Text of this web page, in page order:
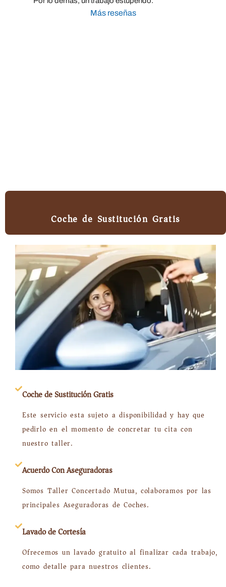
Más reseñas
Coche de Sustitución Gratis
Coche de Sustitución Gratis
Este servicio esta sujeto a disponibilidad y hay que
pedirlo en el momento de concretar tu cita con
nuestro taller.
Acuerdo Con Aseguradoras
Somos Taller Concertado Mutua, colaboramos por las
principales Aseguradoras de Coches.
Lavado de Cortesía
Ofrecemos un lavado gratuito al finalizar cada trabajo,
como detalle para nuestros clientes.